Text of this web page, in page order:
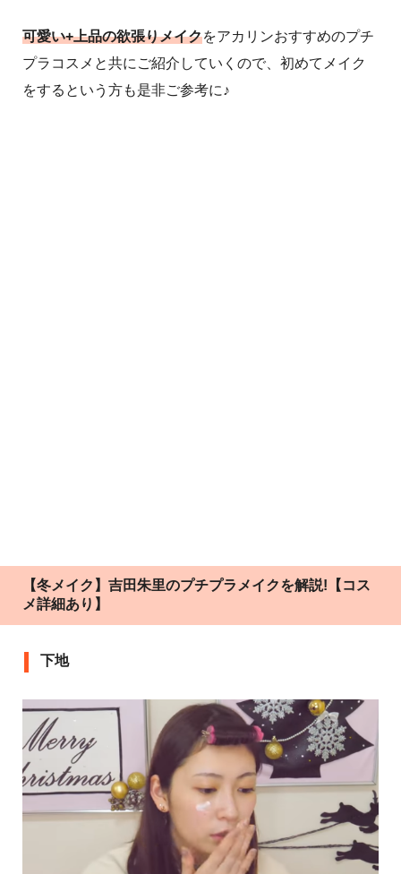
可愛い+上品の欲張りメイクをアカリンおすすめのプチ
プラコスメと共にご紹介していくので、初めてメイク
をするという方も是非ご参考に♪
【冬メイク】吉田朱里のプチプラメイクを解説!【コス
メ詳細あり】
下地